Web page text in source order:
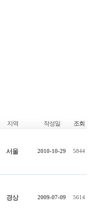
지역 작성일 조회
서울 2010-10-29 5844
경상 2009-07-09 5614